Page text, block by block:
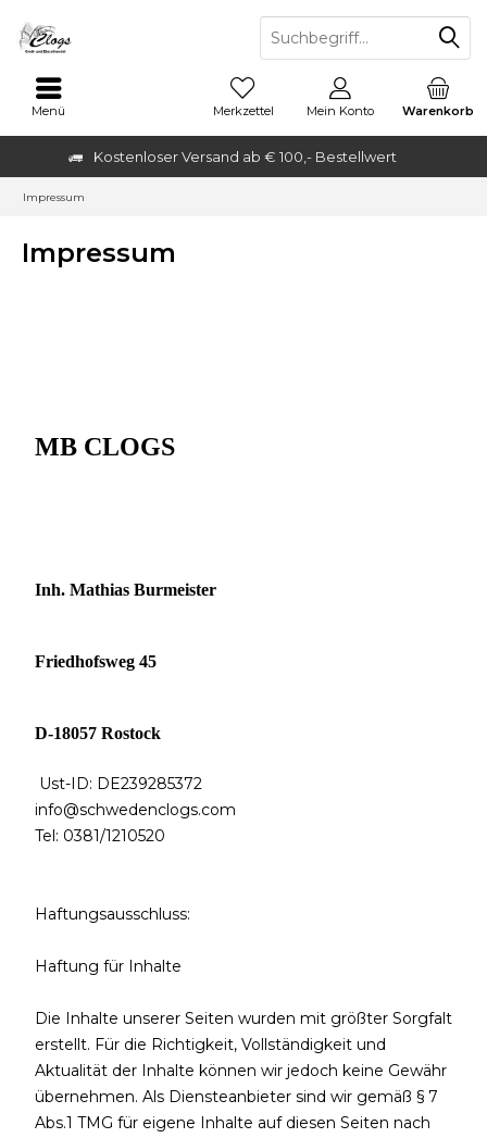
Kostenloser Versand ab € 100,- Bestellwert
Menü Warenkorb
Merkzettel Mein Konto
Impressum
Impressum
MB CLOGS
Inh. Mathias Burmeister
Friedhofsweg 45
D-18057 Rostock
Ust-ID: DE239285372
info@schwedenclogs.com
Tel: 0381/1210520
Haftungsausschluss:
Haftung für Inhalte
Die Inhalte unserer Seiten wurden mit größter Sorgfalt
erstellt. Für die Richtigkeit, Vollständigkeit und
Aktualität der Inhalte können wir jedoch keine Gewähr
übernehmen. Als Diensteanbieter sind wir gemäß § 7
Abs.1 TMG für eigene Inhalte auf diesen Seiten nach